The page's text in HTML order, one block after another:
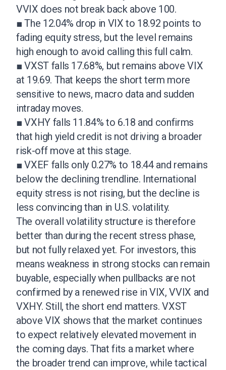
VVIX does not break back above 100.
■ The 12.04% drop in VIX to 18.92 points to
fading equity stress, but the level remains
high enough to avoid calling this full calm.
■ VXST falls 17.68%, but remains above VIX
at 19.69. That keeps the short term more
sensitive to news, macro data and sudden
intraday moves.
■ VXHY falls 11.84% to 6.18 and confirms
that high yield credit is not driving a broader
risk-off move at this stage.
■ VXEF falls only 0.27% to 18.44 and remains
below the declining trendline. International
equity stress is not rising, but the decline is
less convincing than in U.S. volatility.
The overall volatility structure is therefore
better than during the recent stress phase,
but not fully relaxed yet. For investors, this
means weakness in strong stocks can remain
buyable, especially when pullbacks are not
confirmed by a renewed rise in VIX, VVIX and
VXHY. Still, the short end matters. VXST
above VIX shows that the market continues
to expect relatively elevated movement in
the coming days. That fits a market where
the broader trend can improve, while tactical